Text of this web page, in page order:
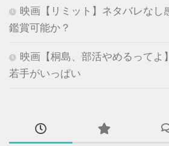
映画【リミット】ネタバレなし
鑑賞可能か？
映画【桐島、部活やめるってよ
若手がいっぱい